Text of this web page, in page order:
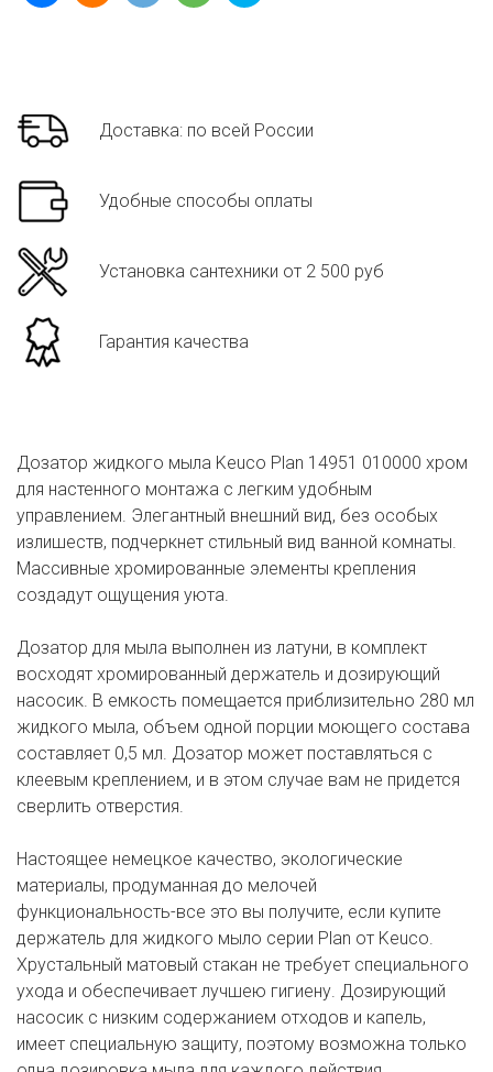
Доставка: по всей России
Удобные способы оплаты
Установка сантехники от 2 500 руб
Гарантия качества
Дозатор жидкого мыла Keuco Plan 14951 010000 хром
для настенного монтажа с легким удобным
управлением. Элегантный внешний вид, без особых
излишеств, подчеркнет стильный вид ванной комнаты.
Массивные хромированные элементы крепления
создадут ощущения уюта.
Дозатор для мыла выполнен из латуни, в комплект
восходят хромированный держатель и дозирующий
насосик. В емкость помещается приблизительно 280 мл
жидкого мыла, объем одной порции моющего состава
составляет 0,5 мл. Дозатор может поставляться с
клеевым креплением, и в этом случае вам не придется
сверлить отверстия.
Настоящее немецкое качество, экологические
материалы, продуманная до мелочей
функциональность-все это вы получите, если купите
держатель для жидкого мыло серии Plan от Keuco.
Хрустальный матовый стакан не требует специального
ухода и обеспечивает лучшею гигиену. Дозирующий
насосик с низким содержанием отходов и капель,
имеет специальную защиту, поэтому возможна только